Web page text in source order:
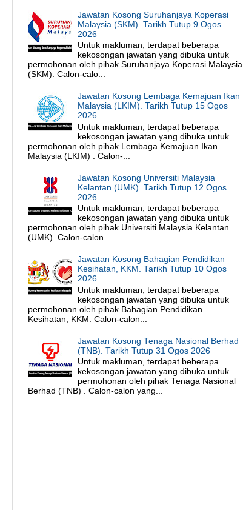
Jawatan Kosong Suruhanjaya Koperasi
Malaysia (SKM). Tarikh Tutup 9 Ogos
2026
Untuk makluman, terdapat beberapa
kekosongan jawatan yang dibuka untuk
permohonan oleh pihak Suruhanjaya Koperasi Malaysia
(SKM). Calon-calo...
Jawatan Kosong Lembaga Kemajuan Ikan
Malaysia (LKIM). Tarikh Tutup 15 Ogos
2026
Untuk makluman, terdapat beberapa
kekosongan jawatan yang dibuka untuk
permohonan oleh pihak Lembaga Kemajuan Ikan
Malaysia (LKIM) . Calon-...
Jawatan Kosong Universiti Malaysia
Kelantan (UMK). Tarikh Tutup 12 Ogos
2026
Untuk makluman, terdapat beberapa
kekosongan jawatan yang dibuka untuk
permohonan oleh pihak Universiti Malaysia Kelantan
(UMK). Calon-calon...
Jawatan Kosong Bahagian Pendidikan
Kesihatan, KKM. Tarikh Tutup 10 Ogos
2026
Untuk makluman, terdapat beberapa
kekosongan jawatan yang dibuka untuk
permohonan oleh pihak Bahagian Pendidikan
Kesihatan, KKM. Calon-calon...
Jawatan Kosong Tenaga Nasional Berhad
(TNB). Tarikh Tutup 31 Ogos 2026
Untuk makluman, terdapat beberapa
kekosongan jawatan yang dibuka untuk
permohonan oleh pihak Tenaga Nasional
Berhad (TNB) . Calon-calon yang...